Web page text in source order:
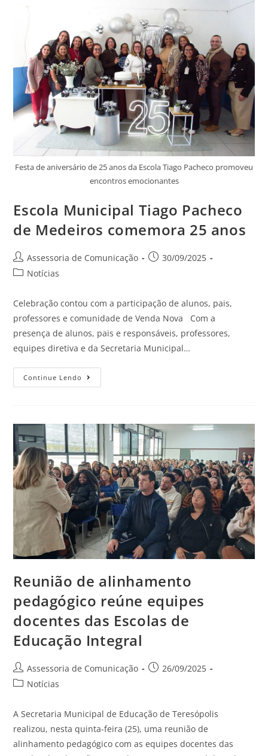
Festa de aniversário de 25 anos da Escola Tiago Pacheco promoveu
encontros emocionantes
Escola Municipal Tiago Pacheco
de Medeiros comemora 25 anos
Assessoria de Comunicação
30/09/2025
Notícias
Celebração contou com a participação de alunos, pais,
professores e comunidade de Venda Nova Com a
presença de alunos, pais e responsáveis, professores,
equipes diretiva e da Secretaria Municipal…
Continue Lendo
Reunião de alinhamento
pedagógico reúne equipes
docentes das Escolas de
Educação Integral
Assessoria de Comunicação
26/09/2025
Notícias
A Secretaria Municipal de Educação de Teresópolis
realizou, nesta quinta-feira (25), uma reunião de
alinhamento pedagógico com as equipes docentes das